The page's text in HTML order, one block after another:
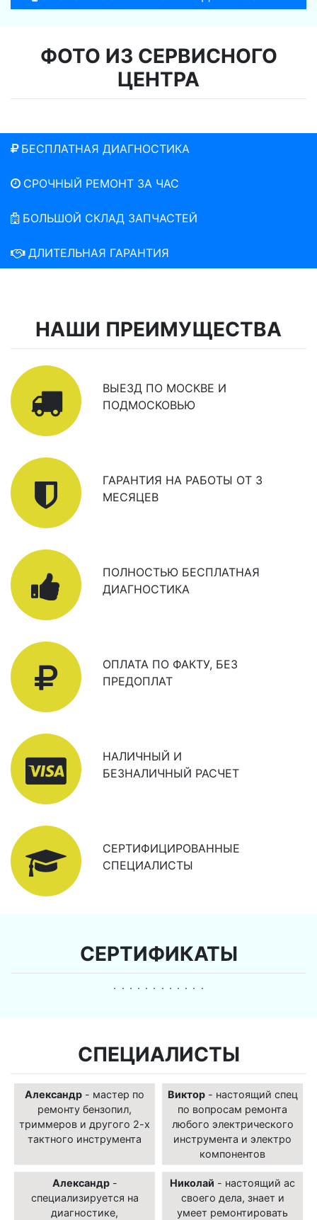
ФОТО ИЗ СЕРВИСНОГО
ЦЕНТРА
БЕСПЛАТНАЯ ДИАГНОСТИКА
СРОЧНЫЙ РЕМОНТ ЗА ЧАС
БОЛЬШОЙ СКЛАД ЗАПЧАСТЕЙ
ДЛИТЕЛЬНАЯ ГАРАНТИЯ
НАШИ ПРЕИМУЩЕСТВА
ВЫЕЗД ПО МОСКВЕ И
ПОДМОСКОВЬЮ
ГАРАНТИЯ НА РАБОТЫ ОТ 3
МЕСЯЦЕВ
ПОЛНОСТЬЮ БЕСПЛАТНАЯ
ДИАГНОСТИКА
ОПЛАТА ПО ФАКТУ, БЕЗ
ПРЕДОПЛАТ
НАЛИЧНЫЙ И
БЕЗНАЛИЧНЫЙ РАСЧЕТ
СЕРТИФИЦИРОВАННЫЕ
СПЕЦИАЛИСТЫ
СЕРТИФИКАТЫ
СПЕЦИАЛИСТЫ
Александр - мастер по
ремонту бензопил,
триммеров и другого 2-х
тактного инструмента
Виктор- настоящий спец
по вопросам ремонта
любого электрического
инструмента и электро
компонентов
Александр-
специализируется на
диагностике,
Николай - настоящий ас
своего дела, знает и
умеет ремонтировать